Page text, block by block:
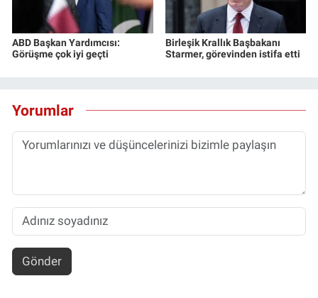
ABD Başkan Yardımcısı:
Görüşme çok iyi geçti
Birleşik Krallık Başbakanı
Starmer, görevinden istifa etti
Yorumlar
Gönder